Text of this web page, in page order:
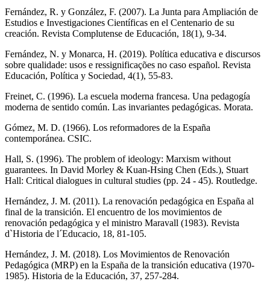
Fernández, R. y González, F. (2007). La Junta para Ampliación de
Estudios e Investigaciones Científicas en el Centenario de su
creación. Revista Complutense de Educación, 18(1), 9-34.
Fernández, N. y Monarca, H. (2019). Política educativa e discursos
sobre qualidade: usos e ressignificações no caso español. Revista
Educación, Política y Sociedad, 4(1), 55-83.
Freinet, C. (1996). La escuela moderna francesa. Una pedagogía
moderna de sentido común. Las invariantes pedagógicas. Morata.
Gómez, M. D. (1966). Los reformadores de la España
contemporánea. CSIC.
Hall, S. (1996). The problem of ideology: Marxism without
guarantees. In David Morley & Kuan-Hsing Chen (Eds.), Stuart
Hall: Critical dialogues in cultural studies (pp. 24 - 45). Routledge.
Hernández, J. M. (2011). La renovación pedagógica en España al
final de la transición. El encuentro de los movimientos de
renovación pedagógica y el ministro Maravall (1983). Revista
d`Historia de l´Educacio, 18, 81-105.
Hernández, J. M. (2018). Los Movimientos de Renovación
Pedagógica (MRP) en la España de la transición educativa (1970-
1985). Historia de la Educación, 37, 257-284.